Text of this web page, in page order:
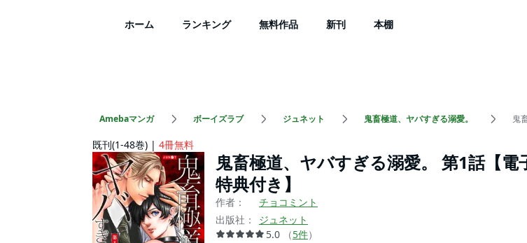
ホーム ランキング 無料作品 新刊 本棚
Amebaマンガ ボーイズラブ ジュネット 鬼畜極道、ヤバすぎる溺愛。 鬼
既刊(1-48巻) 4冊無料
鬼畜極道、ヤバすぎる溺愛。 第1話【電
特典付き】
作者：
チョコミント
出版社：
ジュネット
5.0
（5件）